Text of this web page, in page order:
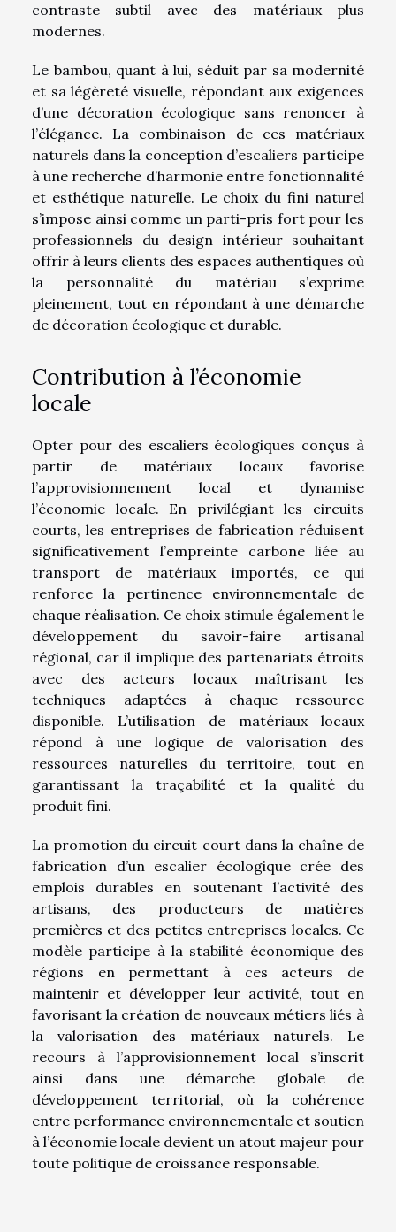
contraste subtil avec des matériaux plus
modernes.
Le bambou, quant à lui, séduit par sa modernité
et sa légèreté visuelle, répondant aux exigences
d’une décoration écologique sans renoncer à
l’élégance. La combinaison de ces matériaux
naturels dans la conception d’escaliers participe
à une recherche d’harmonie entre fonctionnalité
et esthétique naturelle. Le choix du fini naturel
s’impose ainsi comme un parti-pris fort pour les
professionnels du design intérieur souhaitant
offrir à leurs clients des espaces authentiques où
la personnalité du matériau s’exprime
pleinement, tout en répondant à une démarche
de décoration écologique et durable.
Contribution à l’économie
locale
Opter pour des escaliers écologiques conçus à
partir de matériaux locaux favorise
l’approvisionnement local et dynamise
l’économie locale. En privilégiant les circuits
courts, les entreprises de fabrication réduisent
significativement l’empreinte carbone liée au
transport de matériaux importés, ce qui
renforce la pertinence environnementale de
chaque réalisation. Ce choix stimule également le
développement du savoir-faire artisanal
régional, car il implique des partenariats étroits
avec des acteurs locaux maîtrisant les
techniques adaptées à chaque ressource
disponible. L’utilisation de matériaux locaux
répond à une logique de valorisation des
ressources naturelles du territoire, tout en
garantissant la traçabilité et la qualité du
produit fini.
La promotion du circuit court dans la chaîne de
fabrication d’un escalier écologique crée des
emplois durables en soutenant l’activité des
artisans, des producteurs de matières
premières et des petites entreprises locales. Ce
modèle participe à la stabilité économique des
régions en permettant à ces acteurs de
maintenir et développer leur activité, tout en
favorisant la création de nouveaux métiers liés à
la valorisation des matériaux naturels. Le
recours à l’approvisionnement local s’inscrit
ainsi dans une démarche globale de
développement territorial, où la cohérence
entre performance environnementale et soutien
à l’économie locale devient un atout majeur pour
toute politique de croissance responsable.